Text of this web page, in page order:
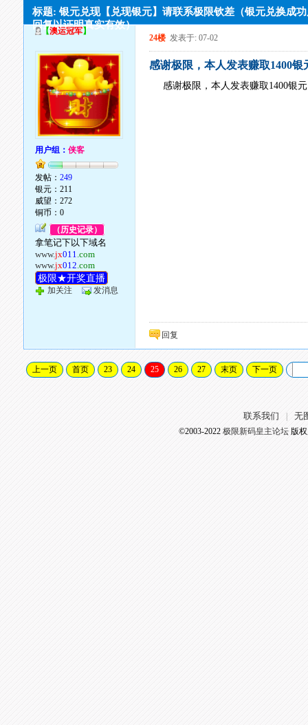
标题: 银元兑现【兑现银元】请联系极限钦差（银元兑换成
回复以证明真实有效）
【澳运冠军】
用户组：侠客
发帖：249
银元：211
威望：272
铜币：0
（历史记录）
拿笔记下以下域名
www.jx011.com
www.jx012.com
极限★开奖直播
加关注 发消息
24楼 发表于: 07-02
感谢极限，本人发表赚取1400
感谢极限，本人发表赚取1400银
回复
上一页 首页 23 24 25 26 27 末页 下一页
联系我们 无
©2003-2022 极限新码皇主论坛版权